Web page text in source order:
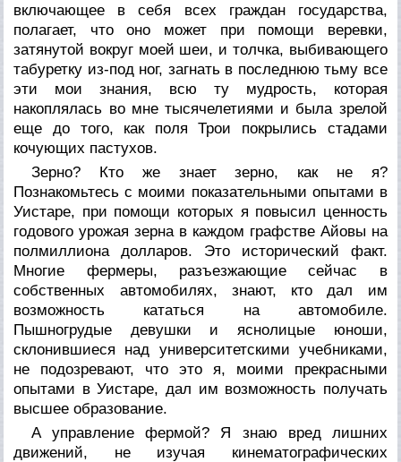
включающее в себя всех граждан государства,
полагает, что оно может при помощи веревки,
затянутой вокруг моей шеи, и толчка, выбивающего
табуретку из-под ног, загнать в последнюю тьму все
эти мои знания, всю ту мудрость, которая
накоплялась во мне тысячелетиями и была зрелой
еще до того, как поля Трои покрылись стадами
кочующих пастухов.
Зерно? Кто же знает зерно, как не я?
Познакомьтесь с моими показательными опытами в
Уистаре, при помощи которых я повысил ценность
годового урожая зерна в каждом графстве Айовы на
полмиллиона долларов. Это исторический факт.
Многие фермеры, разъезжающие сейчас в
собственных автомобилях, знают, кто дал им
возможность кататься на автомобиле.
Пышногрудые девушки и яснолицые юноши,
склонившиеся над университетскими учебниками,
не подозревают, что это я, моими прекрасными
опытами в Уистаре, дал им возможность получать
высшее образование.
А управление фермой? Я знаю вред лишних
движений, не изучая кинематографических